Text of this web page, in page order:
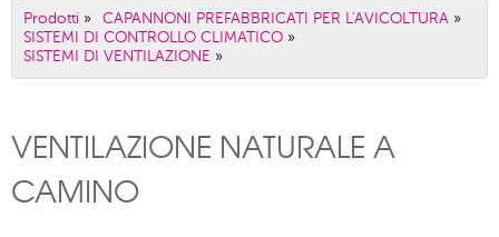
Prodotti » CAPANNONI PREFABBRICATI PER L'AVICOLTURA »
SISTEMI DI CONTROLLO CLIMATICO »
SISTEMI DI VENTILAZIONE »
VENTILAZIONE NATURALE A
CAMINO